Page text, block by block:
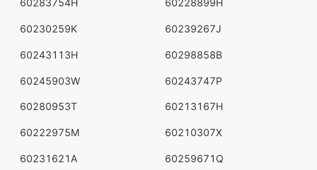
60283754H 60228899H
60230259K 60239267J
60243113H 60298858B
60245903W 60243747P
60280953T 60213167H
60222975M 60210307X
60231621A 60259671Q